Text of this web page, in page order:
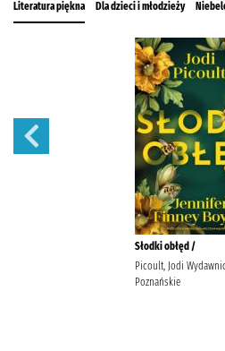
Literatura piękna Dla dzieci i młodzieży
Słodki obłęd /
Picoult, Jodi
Poznańskie